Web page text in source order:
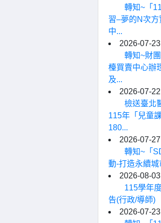
轉知~「
習–夢的N次
中...
2026-07-23
轉知~財
檯買賣中心辦
及...
2026-07-22
檢送臺北
115年「兒童
180...
2026-07-27
轉知~「
動-打造永續
2026-08-03
115學年
告(行政/導師)
2026-07-23